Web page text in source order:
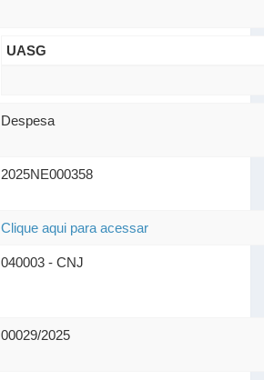
UASG
Despesa
2025NE000358
Clique aqui para acessar
040003 - CNJ
00029/2025